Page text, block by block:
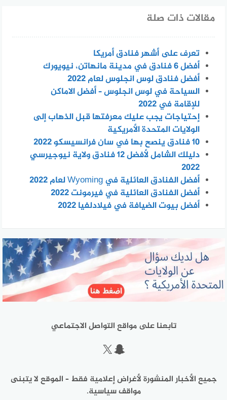
مقالات ذات صلة
تعرف على أشهر فنادق أمريكا
أفضل 6 فنادق في مدينة مانهاتن، نيويورك
أفضل فنادق لوس انجلوس لعام 2022
السياحة في لوس انجلوس – أفضل الاماكن
للإقامة في 2022
إحتياجات يجب عليك معرفتها قبل الذهاب إلى
الولايات المتحدة الأمريكية
10 فنادق ينصح بها في سان فرانسيسكو 2022
دليلك الشامل لأفضل 12 فنادق ولاية نيوجيرسي
2022
أفضل الفنادق العائلية في Wyoming لعام 2022
أفضل الفنادق العائلية في فيرمونت 2022
أفضل بيوت الضيافة في فيلادلفيا 2022
تابعنا على مواقع التواصل الاجتماعي
سناب شات
إكس
جميع الأخبار المنشورة لأغراض إعلامية فقط – الموقع لا يتبنى
مواقف سياسية.